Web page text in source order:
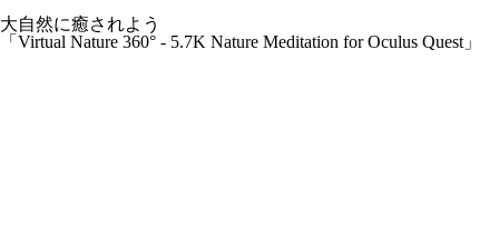
大自然に癒されよう
「Virtual Nature 360° - 5.7K Nature Meditation for Oculus Quest」